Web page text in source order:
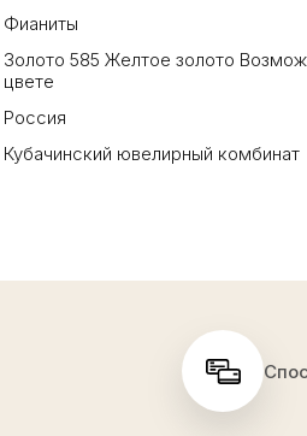
Фианиты
Золото 585 Желтое золото
цвете
Россия
Кубачинский ювелирный комбинат